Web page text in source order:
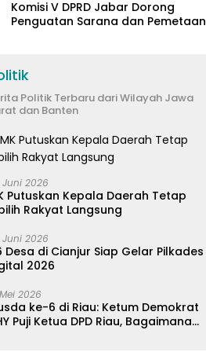
Komisi V DPRD Jabar Dorong
Penguatan Sarana dan Pemetaan
Politik Terbaru dari Wilayah Jawa
dan Banten
Juni 2026
Putuskan Kepala Daerah Tetap
Rakyat Langsung
Juni 2026
Desa di Cianjur Siap Gelar Pilkades
2026
2026
ke-6 di Riau: Ketum Demokrat
Puji Ketua DPD Riau, Bagaimana